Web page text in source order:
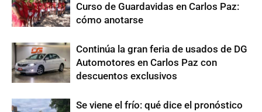
Curso de Guardavidas en Carlos Paz:
cómo anotarse
Continúa la gran feria de usados de DG
Automotores en Carlos Paz con
descuentos exclusivos
Se viene el frío: qué dice el pronóstico